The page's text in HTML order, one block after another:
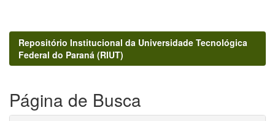
Repositório Institucional da Universidade Tecnológica
Federal do Paraná (RIUT)
Página de Busca